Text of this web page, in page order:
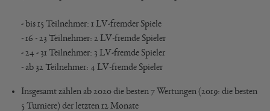
- bis 15 Teilnehmer: 1 LV-fremder Spiele
- 16 - 23 Teilnehmer: 2 LV-fremde Spieler
- 24 - 31 Teilnehmer: 3 LV-fremde Spieler
- ab 32 Teilnehmer: 4 LV-fremde Spieler
Insgesamt zählen ab 2020 die besten 7 Wertungen (2019: die besten
5 Turniere) der letzten 12 Monate